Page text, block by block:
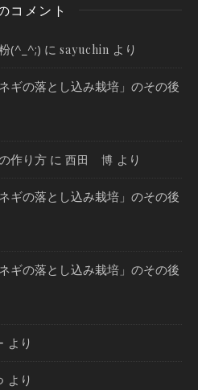
コメント
(^_^;) に sayuchin より
ギの落とし込み栽培」のその後
作り方 に 西田 博 より
ギの落とし込み栽培」のその後
ギの落とし込み栽培」のその後
より
より